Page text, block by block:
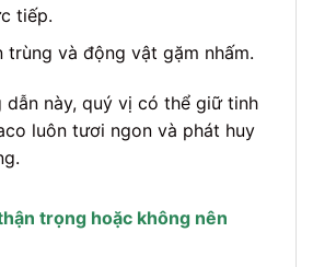
tiếp.
trùng và động vật gặm nhấm.
dẫn này, quý vị có thể giữ tinh
luôn tươi ngon và phát huy
trọng hoặc không nên